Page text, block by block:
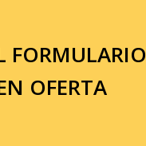
FORMULARIO
OFERTA